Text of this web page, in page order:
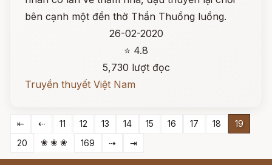
bên cạnh một đền thờ Thần Thuồng luồng.
26-02-2020
⭐ 4.8
5,730 lượt đọc
Truyền thuyết Việt Nam
⇤ ⇠ 11 12 13 14 15 16 17 18
19
20
❀ ❀ ❀ 169 ⇢ ⇥